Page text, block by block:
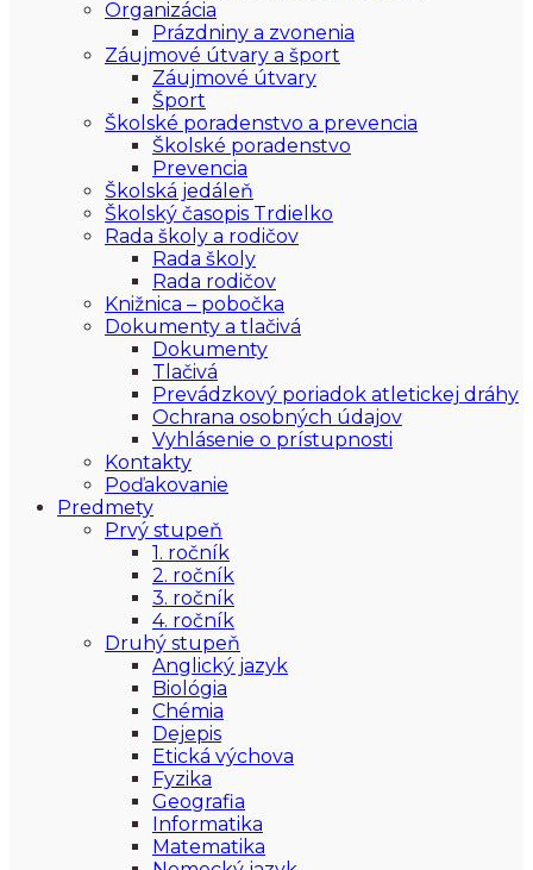
Organizácia
Prázdniny a zvonenia
Záujmové útvary a šport
Záujmové útvary
Šport
Školské poradenstvo a prevencia
Školské poradenstvo
Prevencia
Školská jedáleň
Školský časopis Trdielko
Rada školy a rodičov
Rada školy
Rada rodičov
Knižnica – pobočka
Dokumenty a tlačivá
Dokumenty
Tlačivá
Prevádzkový poriadok atletickej dráhy
Ochrana osobných údajov
Vyhlásenie o prístupnosti
Kontakty
Poďakovanie
Predmety
Prvý stupeň
1. ročník
2. ročník
3. ročník
4. ročník
Druhý stupeň
Anglický jazyk
Biológia
Chémia
Dejepis
Etická výchova
Fyzika
Geografia
Informatika
Matematika